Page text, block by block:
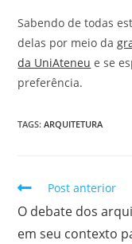
Sabendo de todas
delas por meio da
da UniAteneu e se
preferência.
TAGS:ARQUITETURA
Post anterior
O debate dos
em seu contexto